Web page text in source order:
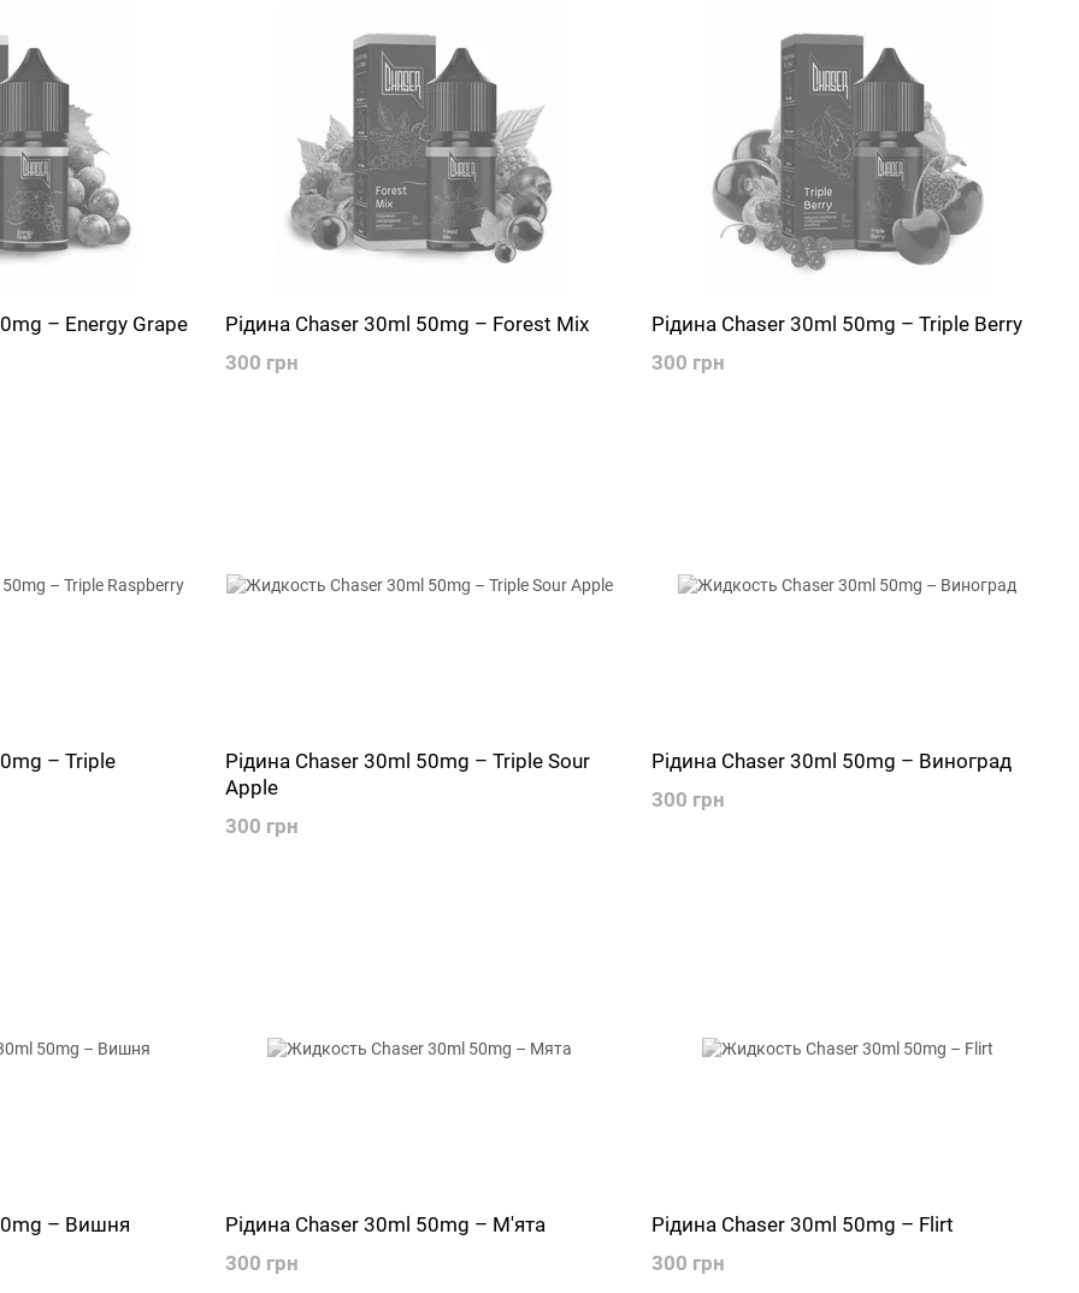
– Energy Grape
Рідина Chaser 30ml 50mg – Forest Mix
300 грн
Рідина Chaser 30ml 50mg – Triple Berry
300 грн
– Triple
Рідина Chaser 30ml 50mg – Triple Sour
Apple
300 грн
Рідина Chaser 30ml 50mg – Виноград
300 грн
– Вишня
Рідина Chaser 30ml 50mg – М'ята
300 грн
Рідина Chaser 30ml 50mg – Flirt
300 грн